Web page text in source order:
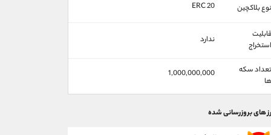
نوع بلاکچین ERC 20
قابلیت
استخراج
ندارد
تعداد سکه
ها
1,000,000,000
های بروزرسانی شده